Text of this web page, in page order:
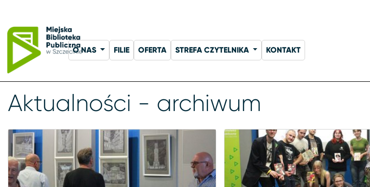
O NAS FILIE OFERTA STREFA CZYTELNIKA KONTAKT
Aktualności - archiwum